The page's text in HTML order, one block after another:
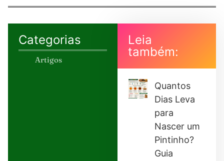
Categorias
Artigos
Leia
também:
Quantos
Dias Leva
para
Nascer um
Pintinho?
Guia